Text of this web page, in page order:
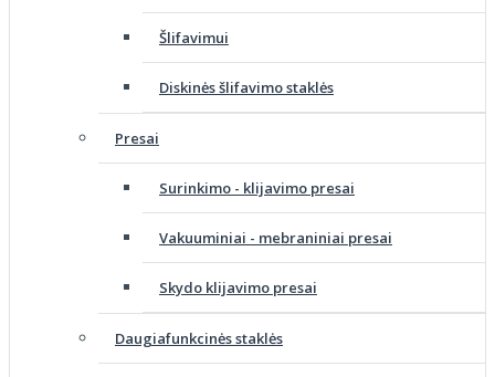
Šlifavimui
Diskinės šlifavimo staklės
Presai
Surinkimo - klijavimo presai
Vakuuminiai - mebraniniai presai
Skydo klijavimo presai
Daugiafunkcinės staklės